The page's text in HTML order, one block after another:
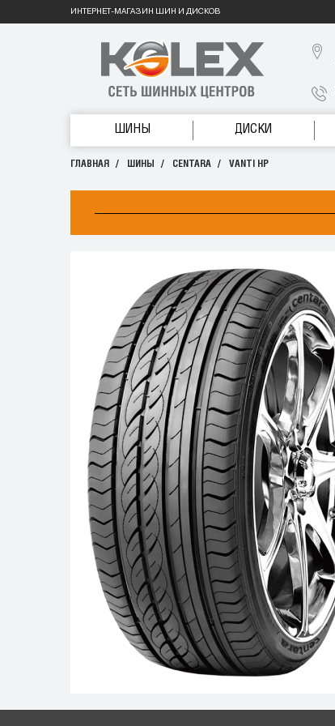
ИНТЕРНЕТ-МАГАЗИН ШИН И ДИСКОВ
ШИНЫ ДИСКИ
ГЛАВНАЯ ШИНЫ CENTARA VANTI HP